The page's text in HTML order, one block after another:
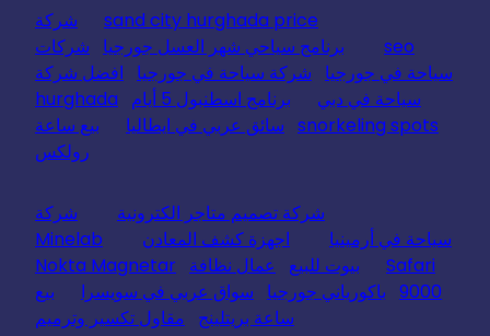
sand city hurghada price
شركة
seo
برنامج سياحي شهر العسل جورجيا
شركات
سياحة في جورجيا
شركة سياحة في جورجيا
افضل شركة
سياحة في دبي
برنامج اسطنبول 5 أيام
hurghada
snorkeling spots سائق عربي في ايطاليا
بيع ساعة
رولكس
شركة تصميم متاجر الكترونية
شركة
سياحة في أرمينيا
اجهزة كشف المعادن
Minelab
Safari
بيوت للبيع عمال نظافة Nokta Magnetar
9000 باكورياني جورجيا سواق عربي في سويسرا
بيع
ساعة بريتلينج
مقاول تكسير وترميم